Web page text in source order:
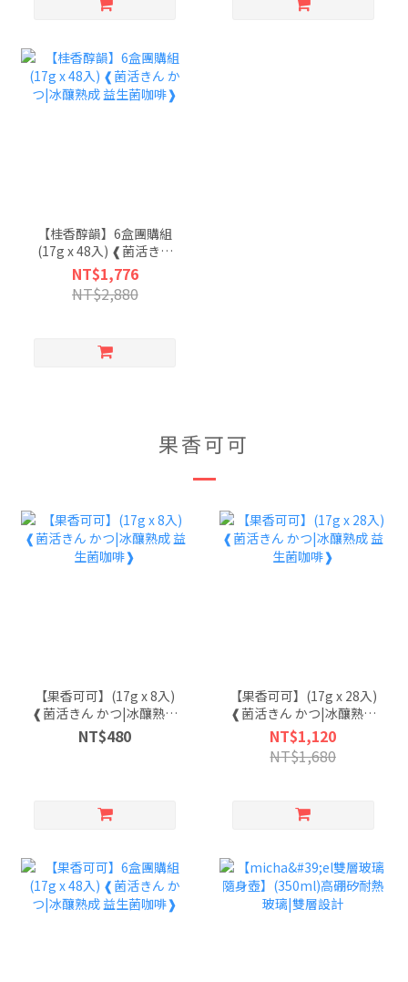
【桂香醇韻】6盒團購組
(17g x 48入) ❰菌活きん
かつ|冰釀熟成 益生菌咖
啡❱
NT$1,776
NT$2,880
果香可可
【果香可可】(17g x 8入)
❰菌活きん かつ|冰釀熟成
益生菌咖啡❱
NT$480
【果香可可】(17g x 28入)
❰菌活きん かつ|冰釀熟成
益生菌咖啡❱
NT$1,120
NT$1,680